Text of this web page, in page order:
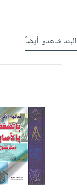
شاهدوا أيضاً